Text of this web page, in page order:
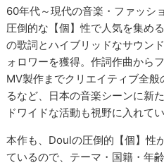
60年代～現代の音楽・ファッシ
圧倒的な【個】性で人気を集め
の歌詞とハイブリッドなサウン
ォロワーを獲得。作詞作曲から
MV製作までクリエイティブ全
るなど、日本の音楽シーンに新
ドワイドな活動も視野に入れてい
本作も、Doulの圧倒的【個】性
ているので、テーマ・国籍・年